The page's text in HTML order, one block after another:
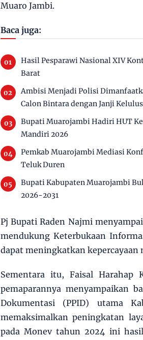
Muaro Jambi.
Baca juga:
Hasil Pesparawi Nasional XIV
Barat
Ambisi Menjadi Polisi
Calon Bintara dengan Janji
Bupati Muarojambi Hadiri HUT Ke
Mandiri 2026
Pemkab Muarojambi Mediasi
Teluk Duren
Bupati Kabupaten Muarojambi
2026-2031
Pj Bupati Raden Najmi
mendukung Keterbukaan
dapat meningkatkan kepercayaan
Sementara itu, Faisal Harahap
pemaparannya menyampaikan
Dokumentasi (PPID) utama
memaksimalkan peningkatan
pada Monev tahun 2024 ini